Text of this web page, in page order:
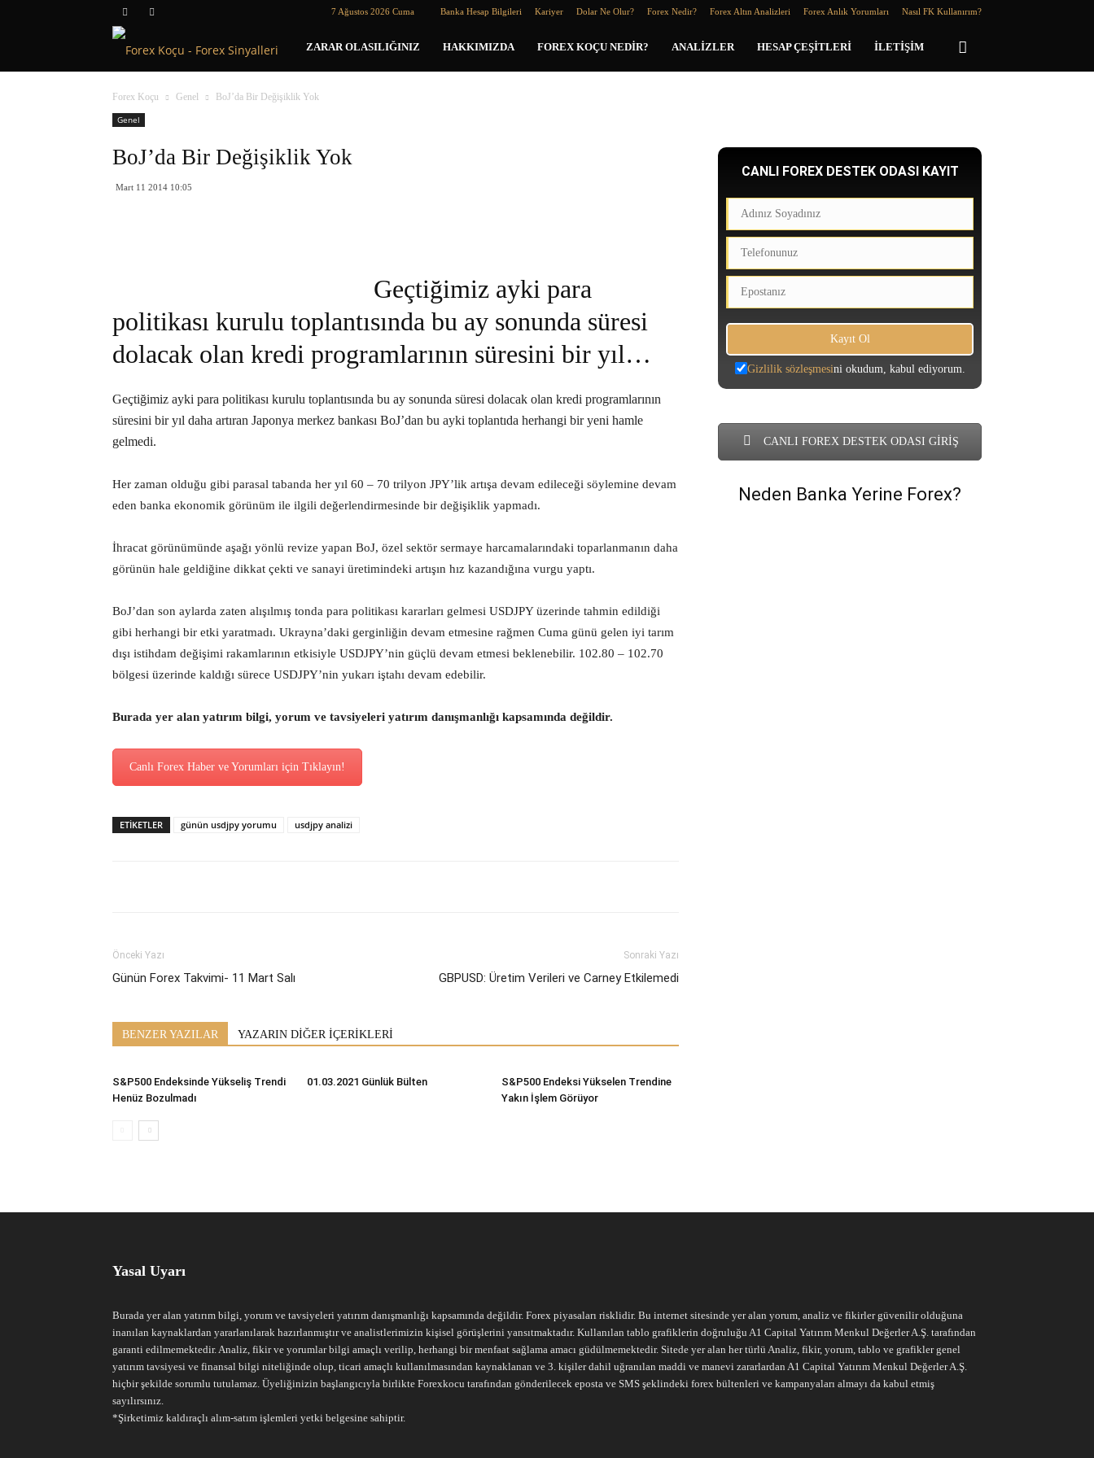
7 Ağustos 2026 Cuma Banka Hesap Bilgileri Kariyer Dolar Ne Olur? Forex Nedir? Forex Altın Analizleri Forex Anlık Yorumları Nasıl FK Kullanırım?
Forex
Koçu
ZARAR OLASILIĞINIZ HAKKIMIZDA FOREX KOÇU NEDIR? ANALIZLER HESAP ÇEŞITLERI İLETIŞIM
Forex Koçu Genel
BoJ’da Bir Değişiklik Yok
Genel
BoJ’da Bir Değişiklik Yok
Mart 11 2014 10:05
Geçtiğimiz ayki para
politikası kurulu toplantısında bu ay sonunda süresi
dolacak olan kredi programlarının süresini bir yıl…
Geçtiğimiz ayki para politikası kurulu toplantısında bu ay sonunda süresi dolacak olan kredi programlarının
süresini bir yıl daha artıran Japonya merkez bankası BoJ’dan bu ayki toplantıda herhangi bir yeni hamle
gelmedi.
Her zaman olduğu gibi parasal tabanda her yıl 60 – 70 trilyon JPY’lik artışa devam edileceği söylemine devam
eden banka ekonomik görünüm ile ilgili değerlendirmesinde bir değişiklik yapmadı.
İhracat görünümünde aşağı yönlü revize yapan BoJ, özel sektör sermaye harcamalarındaki toparlanmanın daha
görünün hale geldiğine dikkat çekti ve sanayi üretimindeki artışın hız kazandığına vurgu yaptı.
BoJ’dan son aylarda zaten alışılmış tonda para politikası kararları gelmesi USDJPY üzerinde tahmin edildiği
gibi herhangi bir etki yaratmadı. Ukrayna’daki gerginliğin devam etmesine rağmen Cuma günü gelen iyi tarım
dışı istihdam değişimi rakamlarının etkisiyle USDJPY’nin güçlü devam etmesi beklenebilir. 102.80 – 102.70
bölgesi üzerinde kaldığı sürece USDJPY’nin yukarı iştahı devam edebilir.
Burada yer alan yatırım bilgi, yorum ve tavsiyeleri yatırım danışmanlığı kapsamında değildir.
Canlı Forex Haber ve Yorumları için Tıklayın!
ETİKETLER günün usdjpy yorumu usdjpy analizi
Önceki Yazı
Günün Forex Takvimi- 11 Mart Salı
Sonraki Yazı
GBPUSD: Üretim Verileri ve Carney Etkilemedi
BENZER YAZILAR YAZARIN DİĞER İÇERİKLERİ
S&P500 Endeksinde Yükseliş Trendi
Henüz Bozulmadı
01.03.2021 Günlük Bülten
S&P500 Endeksi Yükselen Trendine
Yakın İşlem Görüyor
CANLI FOREX DESTEK ODASI KAYIT
Gizlilik sözleşmesini okudum, kabul ediyorum.
CANLI FOREX DESTEK ODASI GİRİŞ
Neden Banka Yerine Forex?
Yasal Uyarı
Burada yer alan yatırım bilgi, yorum ve tavsiyeleri yatırım danışmanlığı kapsamında değildir. Forex piyasaları risklidir. Bu internet sitesinde yer alan yorum, analiz ve fikirler güvenilir olduğuna
inanılan kaynaklardan yararlanılarak hazırlanmıştır ve analistlerimizin kişisel görüşlerini yansıtmaktadır. Kullanılan tablo grafiklerin doğruluğu A1 Capital Yatırım Menkul Değerler A.Ş. tarafından
garanti edilmemektedir. Analiz, fikir ve yorumlar bilgi amaçlı verilip, herhangi bir menfaat sağlama amacı güdülmemektedir. Sitede yer alan her türlü Analiz, fikir, yorum, tablo ve grafikler genel
yatırım tavsiyesi ve finansal bilgi niteliğinde olup, ticari amaçlı kullanılmasından kaynaklanan ve 3. kişiler dahil uğranılan maddi ve manevi zararlardan A1 Capital Yatırım Menkul Değerler A.Ş.
hiçbir şekilde sorumlu tutulamaz. Üyeliğinizin başlangıcıyla birlikte Forexkocu tarafından gönderilecek eposta ve SMS şeklindeki forex bültenleri ve kampanyaları almayı da kabul etmiş
sayılırsınız.
*Şirketimiz kaldıraçlı alım-satım işlemleri yetki belgesine sahiptir.